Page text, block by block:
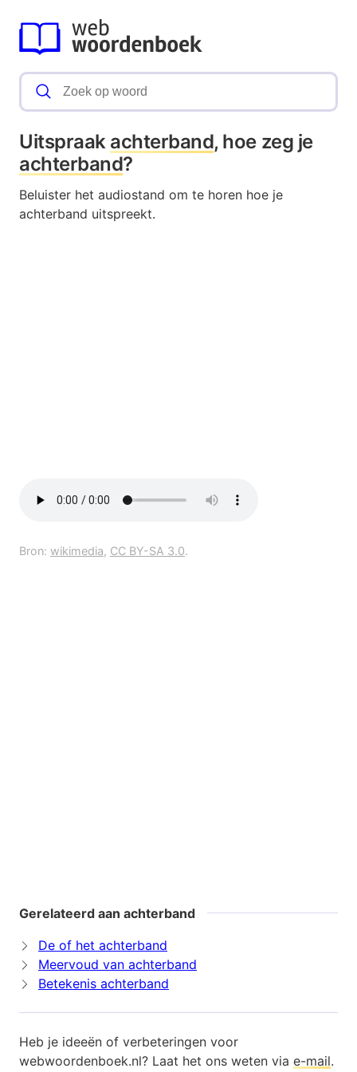
Uitspraak achterband, hoe zeg je
achterband?
Beluister het audiostand om te horen hoe je
achterband uitspreekt.
Bron: wikimedia, CC BY-SA 3.0.
Gerelateerd aan achterband
De of het achterband
Meervoud van achterband
Betekenis achterband
Heb je ideeën of verbeteringen voor
webwoordenboek.nl? Laat het ons weten via e-mail.